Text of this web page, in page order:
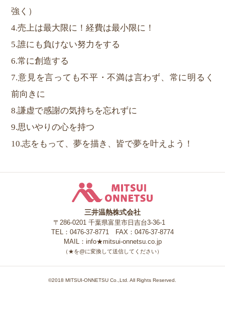
強く）
4.売上は最大限に！経費は最小限に！
5.誰にも負けない努力をする
6.常に創造する
7.意見を言っても不平・不満は言わず、常に明るく
前向きに
8.謙虚で感謝の気持ちを忘れずに
9.思いやりの心を持つ
10.志をもって、夢を描き、皆で夢を叶えよう！
三井温熱株式会社
〒286-0201 千葉県富里市日吉台3-36-1
TEL：0476-37-8771 FAX：0476-37-8774
MAIL：info★mitsui-onnetsu.co.jp
（★を@に変換して送信してください）
©2018 MITSUI-ONNETSU Co.,Ltd. All Rights Reserved.